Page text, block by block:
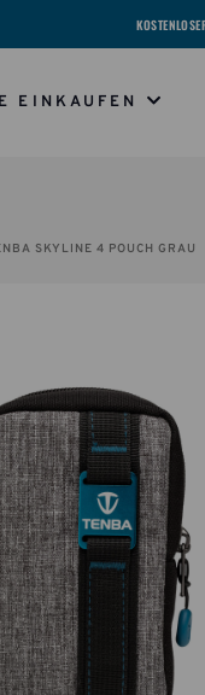
EINKAUFEN
SKYLINE 4 POUCH GRAU